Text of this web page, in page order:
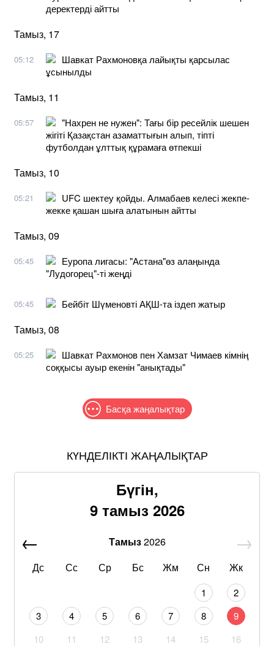
деректерді айтты
Тамыз, 17
05:12
Шавкат Рахмоновқа лайықты қарсылас
ұсынылды
Тамыз, 11
05:57
"Нахрен не нужен": Тағы бір ресейлік шешен
жігіті Қазақстан азаматтығын алып, тіпті
футболдан ұлттық құрамаға өтпекші
Тамыз, 10
05:21
UFC шектеу қойды. Алмабаев келесі жекпе-
жекке қашан шыға алатынын айтты
Тамыз, 09
05:45
Еуропа лигасы: "Астана"өз алаңында
"Лудогорец"-ті жеңді
05:45 Бейбіт Шүменовті АҚШ-та іздеп жатыр
Тамыз, 08
05:25
Шавкат Рахмонов пен Хамзат Чимаев кімнің
соққысы ауыр екенін "анықтады"
Басқа жаңалықтар
КҮНДЕЛІКТІ ЖАҢАЛЫҚТАР
Бүгін,
9 тамыз 2026
Тамыз2026
Дс
Сс Ср Бс Жм Сн Жк
1
2
3
4 5 6 7 8
9
10
11 12 13 14 15
16